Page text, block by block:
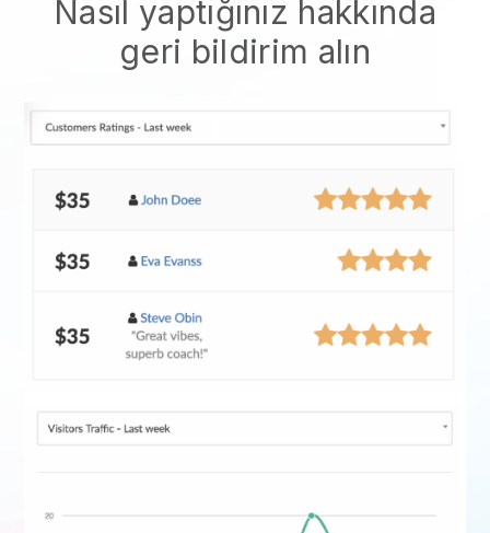
Nasıl yaptığınız hakkında
geri bildirim alın